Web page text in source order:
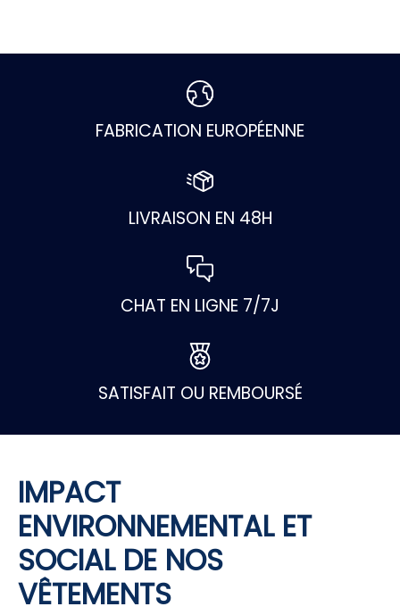
FABRICATION EUROPÉENNE
LIVRAISON EN 48H
CHAT EN LIGNE 7/7J
SATISFAIT OU REMBOURSÉ
IMPACT
ENVIRONNEMENTAL ET
SOCIAL DE NOS
VÊTEMENTS